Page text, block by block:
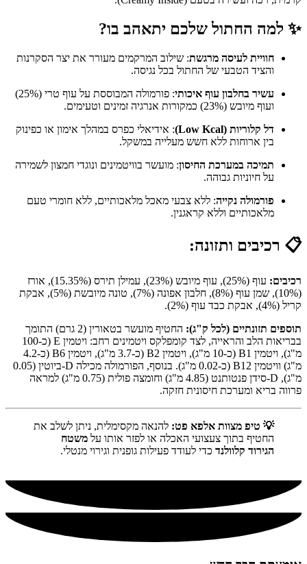
✨ למה החתול שלכם יתאהב בו?
חוויית לעיסה מרגשת: שילוב המרקמים מעורר את יצר הסקרנות
והציד הטבעי של החתול בכל נגיסה.
עשיר בחלבון עוף איכותי
: פורמולה המבוססת על עוף טרי (25%)
ועוף מיובש (23%) כמקורות אנרגיה זמינים וטעימים.
דל קלוריות (Low Kcal)
: אידיאלי כפרס במהלך אימון או כפינוק
בין ארוחות ללא חשש מעלייה במשקל.
תמיכה במערכת החיסון: מועשר בוויטמינים ונוגדי חמצון לשמירה
על חיוניות גבוהה.
פורמולה נקייה: ללא צבעי מאכל מלאכותיים, ללא חומרי טעם
מלאכותיים וללא קראגנין.
📋 רכיבים ותזונה:
רכיבים:
עוף (25%), עוף מיובש (23%), עמילן תירס (15.35%), אורז
(10%), שמן עוף (8%), חלבון אפונה (7%), טונה מיובשת (5%), אבקת
קריל (4%), אבקת כבד עוף (2%).
תוספים תזונתיים (לכל ק"ג):
החטיף מועשר בטאורין (2 גרם) התומך
בבריאות הלב והראייה, לצד קומפלקס ויטמינים רחב: ויטמין E (כ-100
מ"ג), ויטמין B1 (כ-10 מ"ג), ויטמין B2 (כ-3.7 מ"ג), ויטמין B6 (כ-4.2
מ"ג) וויטמין B12 (כ-0.02 מ"ג). בנוסף, הפורמולה מכילה D-ביוטין (0.05
מ"ג), D-סידן פנטותנט (4.85 מ"ג) וחומצה פולית (0.75 מ"ג) למראה
פרווה בריא ומערכת חיסונית חזקה.
💡 טיפ מצוות אלפא פט: להנאה מקסימלית, ניתן לשלב את
החטיף בתוך צעצועי האכלה או לפזר אותו על משטח
הגירוד קלוולנד כדי לעודד פעילות גופנית וגירוי מנטלי.